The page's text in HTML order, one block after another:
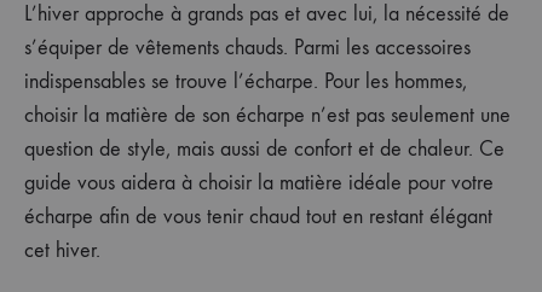
L’hiver approche à grands pas et avec lui, la nécessité de
s’équiper de vêtements chauds. Parmi les accessoires
indispensables se trouve l’écharpe. Pour les hommes,
choisir la matière de son écharpe n’est pas seulement une
question de style, mais aussi de confort et de chaleur. Ce
guide vous aidera à choisir la matière idéale pour votre
écharpe afin de vous tenir chaud tout en restant élégant
cet hiver.